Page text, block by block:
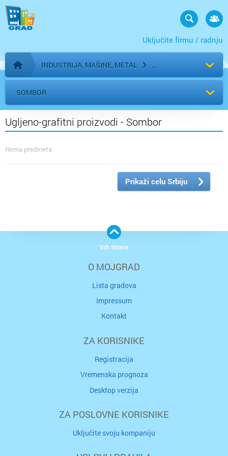
Uključite firmu / radnju
Početna stranica
INDUSTRIJA, MAŠINE, METAL
SOMBOR
Ugljeno-grafitni proizvodi - Sombor
Nema predmeta
Prikaži celu Srbiju
O MOJGRAD
Lista gradova
Impressum
Kontakt
ZA KORISNIKE
Registracija
Vremenska prognoza
Desktop verzija
ZA POSLOVNE KORISNIKE
Uključite svoju kompaniju
Vrh strane